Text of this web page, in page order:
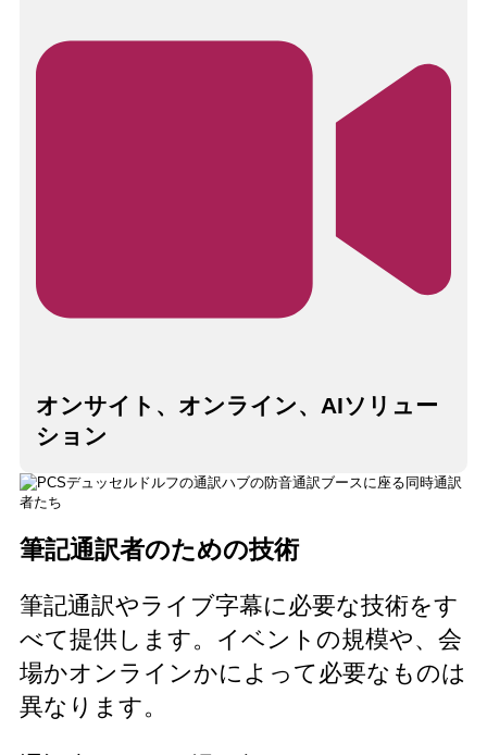
オンサイト、オンライン、AIソリュー
ション
筆記通訳者のための技術
筆記通訳やライブ字幕に必要な技術をす
べて提供します。イベントの規模や、会
場かオンラインかによって必要なものは
異なります。